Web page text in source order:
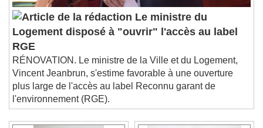
Le ministre du
Logement disposé à "ouvrir" l'accès au label
RGE
RÉNOVATION. Le ministre de la Ville et du Logement,
Vincent Jeanbrun, s'estime favorable à une ouverture
plus large de l'accès au label Reconnu garant de
l'environnement (RGE).